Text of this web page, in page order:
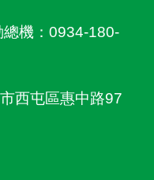
機：0934-180-
西屯區惠中路97